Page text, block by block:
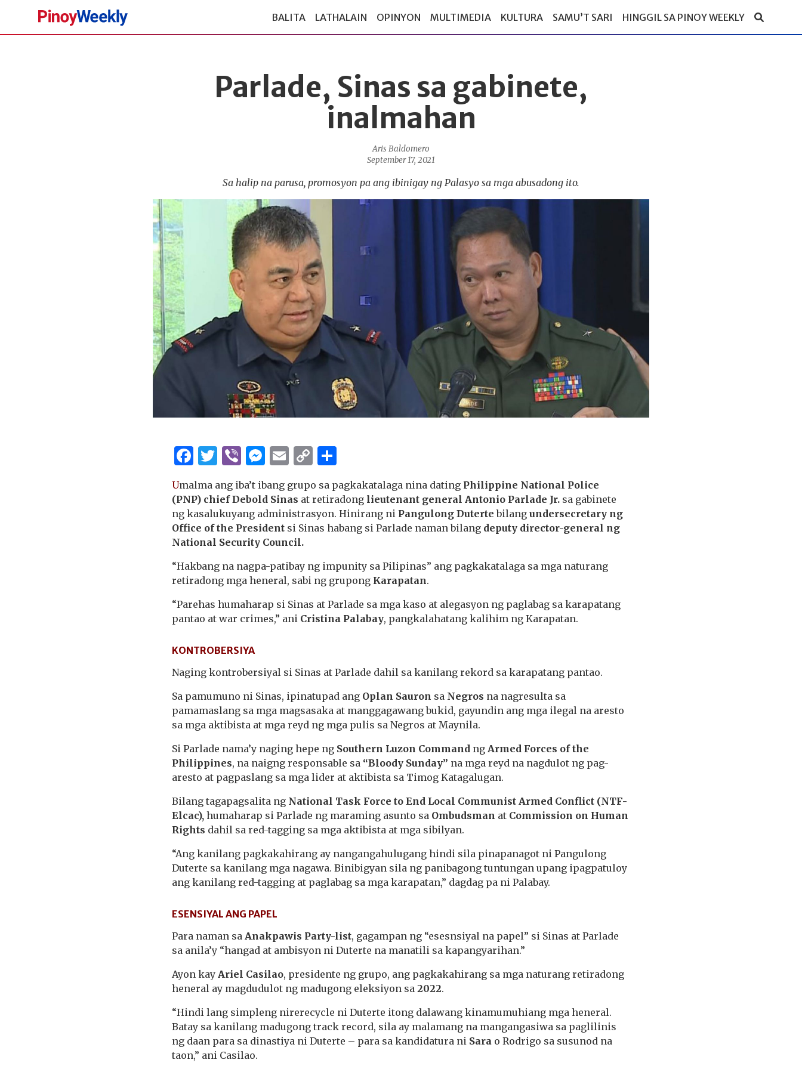
Pinoy
BALITA LATHALAIN OPINYON MULTIMEDIA KULTURA SAMU’T SARI HINGGIL SA PINOY WEEKLY
Parlade, Sinas sa gabinete,
inalmahan
Aris Baldomero
September 17, 2021
Sa halip na parusa, promosyon pa ang ibinigay ng Palasyo sa mga abusadong ito.
Facebook
Twitter
ViberMessenger
Email
Copy
Link
Umalma ang iba’t ibang grupo sa pagkakatalaga nina dating Philippine National Police
(PNP) chief Debold Sinas at retiradong lieutenant general Antonio Parlade Jr. sa gabinete
ng kasalukuyang administrasyon. Hinirang ni Pangulong Duterte bilang undersecretary ng
Office of the President si Sinas habang si Parlade naman bilang deputy director-general ng
National Security Council.
“Hakbang na nagpa-patibay ng impunity sa Pilipinas” ang pagkakatalaga sa mga naturang
retiradong mga heneral, sabi ng grupong Karapatan.
“Parehas humaharap si Sinas at Parlade sa mga kaso at alegasyon ng paglabag sa karapatang
pantao at war crimes,” ani Cristina Palabay, pangkalahatang kalihim ng Karapatan.
KONTROBERSIYA
Naging kontrobersiyal si Sinas at Parlade dahil sa kanilang rekord sa karapatang pantao.
Sa pamumuno ni Sinas, ipinatupad ang Oplan Sauron sa Negros na nagresulta sa
pamamaslang sa mga magsasaka at manggagawang bukid, gayundin ang mga ilegal na aresto
sa mga aktibista at mga reyd ng mga pulis sa Negros at Maynila.
Si Parlade nama’y naging hepe ng Southern Luzon Command ng Armed Forces of the
Philippines, na naigng responsable sa “Bloody Sunday” na mga reyd na nagdulot ng pag-
aresto at pagpaslang sa mga lider at aktibista sa Timog Katagalugan.
Bilang tagapagsalita ng National Task Force to End Local Communist Armed Conflict (NTF-
Elcac), humaharap si Parlade ng maraming asunto sa Ombudsman at Commission on Human
Rights dahil sa red-tagging sa mga aktibista at mga sibilyan.
“Ang kanilang pagkakahirang ay nangangahulugang hindi sila pinapanagot ni Pangulong
Duterte sa kanilang mga nagawa. Binibigyan sila ng panibagong tuntungan upang ipagpatuloy
ang kanilang red-tagging at paglabag sa mga karapatan,” dagdag pa ni Palabay.
ESENSIYAL ANG PAPEL
Para naman sa Anakpawis Party-list, gagampan ng “esesnsiyal na papel” si Sinas at Parlade
sa anila’y “hangad at ambisyon ni Duterte na manatili sa kapangyarihan.”
Ayon kay Ariel Casilao, presidente ng grupo, ang pagkakahirang sa mga naturang retiradong
heneral ay magdudulot ng madugong eleksiyon sa 2022.
“Hindi lang simpleng nirerecycle ni Duterte itong dalawang kinamumuhiang mga heneral.
Batay sa kanilang madugong track record, sila ay malamang na mangangasiwa sa paglilinis
ng daan para sa dinastiya ni Duterte – para sa kandidatura ni Sara o Rodrigo sa susunod na
taon,” ani Casilao.